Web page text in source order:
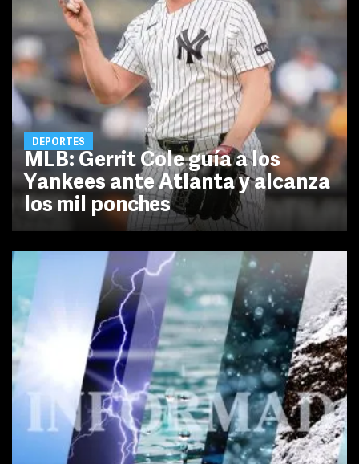
DEPORTES
MLB: Gerrit Cole guía a los
Yankees ante Atlanta y alcanza
los mil ponches